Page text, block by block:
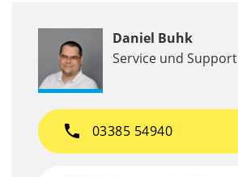
Daniel Buhk
Service und Support
phone 03385 54940